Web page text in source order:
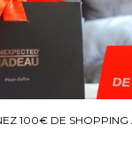
100€ DE SHOPPING